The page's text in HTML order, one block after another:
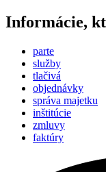
Informácie,
parte
služby
tlačivá
objednávky
správa majetku
inštitúcie
zmluvy
faktúry